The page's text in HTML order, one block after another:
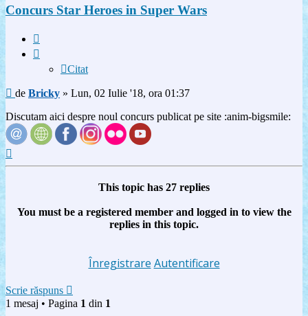
Concurs Star Heroes in Super Wars
Citat
Mesaj
de Bricky » Lun, 02 Iulie '18, ora 01:37
Discutam aici despre noul concurs publicat pe site :anim-bigsmile:
This topic has 27 replies
You must be a registered member and logged in to view the
replies in this topic.
Înregistrare Autentificare
Scrie răspuns
1 mesaj • Pagina 1 din 1